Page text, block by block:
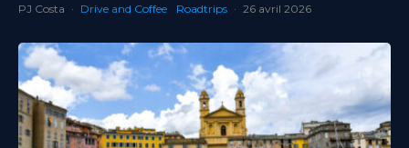
PJ Costa · Drive and Coffee Roadtrips · 26 avril 2026